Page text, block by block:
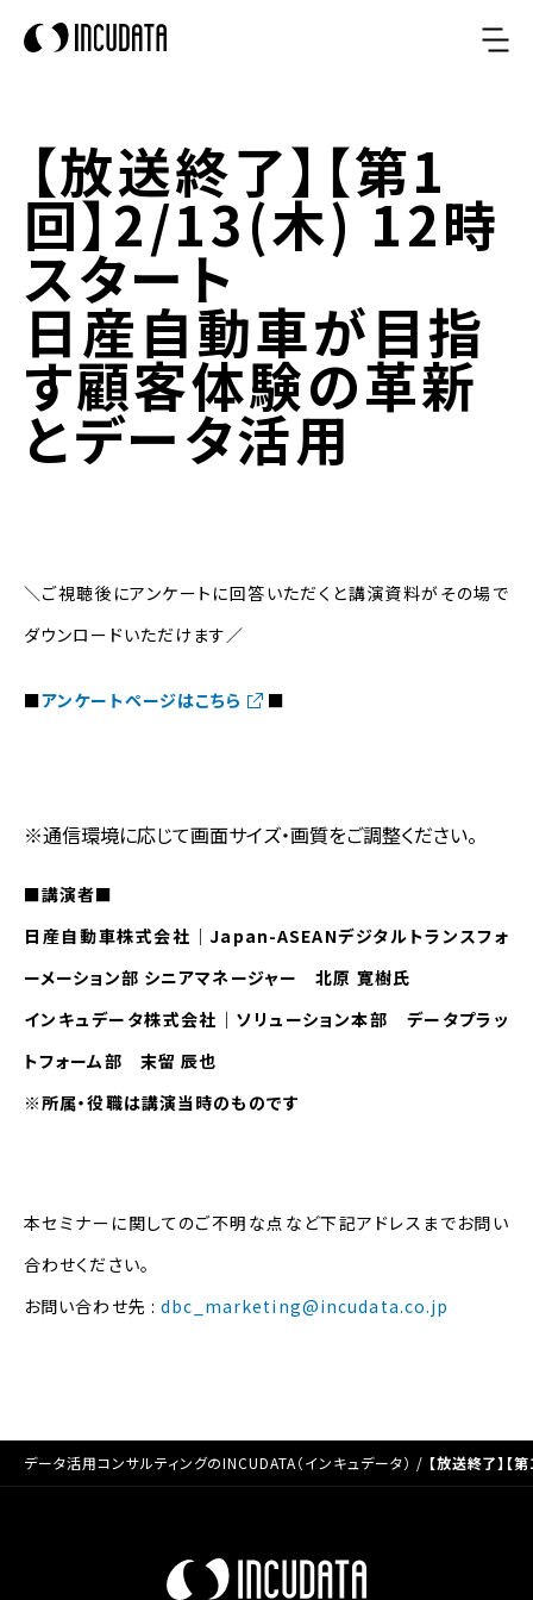
【放送終了】【第1
回】2/13(木) 12時
スタート
日産自動車が目指
す顧客体験の革新
とデータ活用
＼ご視聴後にアンケートに回答いただくと講演資料がその場で
ダウンロードいただけます／
■アンケートページはこちら ■
※通信環境に応じて画面サイズ・画質をご調整ください。
■講演者■
日産自動車株式会社｜Japan-ASEANデジタルトランスフォ
ーメーション部 シニアマネージャー 北原 寛樹氏
インキュデータ株式会社｜ソリューション本部 データプラッ
トフォーム部 末留 辰也
※所属・役職は講演当時のものです
本セミナーに関してのご不明な点など下記アドレスまでお問い
合わせください。
お問い合わせ先 :dbc_marketing@incudata.co.jp
データ活用コンサルティングのINCUDATA（インキュデータ） / 【放送終了】